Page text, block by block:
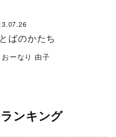
ばのかたち
ーなり 由子
ンキング